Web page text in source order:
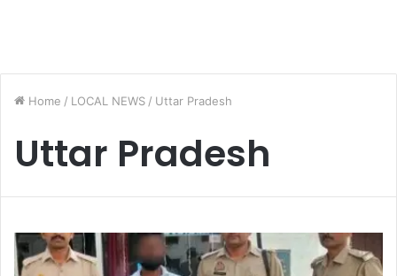
Home / LOCAL NEWS / Uttar Pradesh
Uttar Pradesh